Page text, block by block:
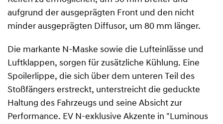
aufgrund der ausgeprägten Front und den nicht
minder ausgeprägten Diffusor, um 80 mm länger.
Die markante N-Maske sowie die Lufteinlässe und
Luftklappen, sorgen für zusätzliche Kühlung. Eine
Spoilerlippe, die sich über dem unteren Teil des
Stoßfängers erstreckt, unterstreicht die geduckte
Haltung des Fahrzeugs und seine Absicht zur
Performance. EV N-exklusive Akzente in "Luminous